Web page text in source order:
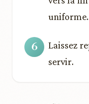
uniforme.
Laissez
servir.